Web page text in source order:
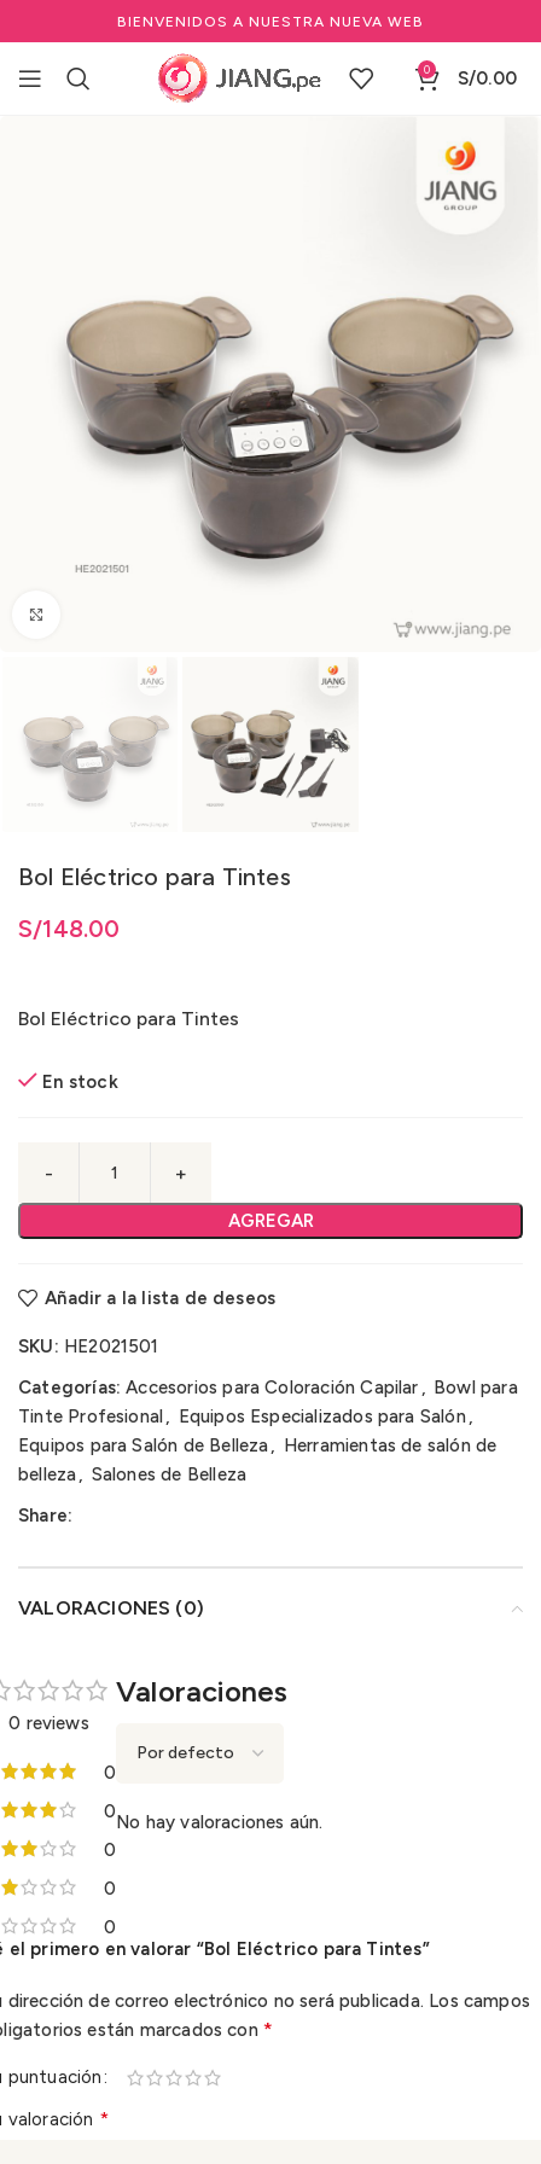
BIENVENIDOS A NUESTRA NUEVA WEB
0 S/0.00
Bol Eléctrico para Tintes
S/148.00
Bol Eléctrico para Tintes
En stock
AGREGAR
Añadir a la lista de deseos
SKU: HE2021501
Categorías: Accesorios para Coloración Capilar , Bowl para
Tinte Profesional , Equipos Especializados para Salón,
Equipos para Salón de Belleza,
Herramientas de salón de
belleza, Salones de Belleza
Share:
VALORACIONES (0)
0 reviews
0
0
0
0
0
Valoraciones
No hay valoraciones aún.
el primero en valorar “Bol Eléctrico para Tintes”
dirección de correo electrónico no será publicada. Los campos
están marcados con *
puntuación
valoración *